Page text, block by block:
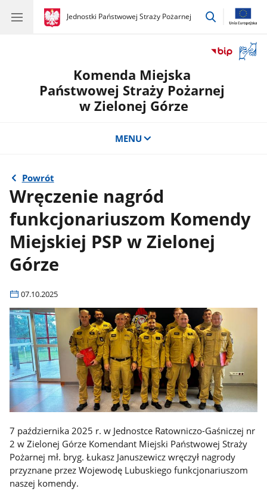
gov.pl
Jednostki Państwowej Straży Pożarnej
gov.pl
Jednostki
przejdź
okno
Komenda Miejska
Państwowej Straży Pożarnej
w Zielonej Górze
MENU
Powrót
Wręczenie nagród
funkcjonariuszom Komendy
Miejskiej PSP w Zielonej
Górze
07.10.2025
7 października 2025 r. w Jednostce Ratowniczo-Gaśniczej nr
2 w Zielonej Górze Komendant Miejski Państwowej Straży
Pożarnej mł. bryg. Łukasz Januszewicz wręczył nagrody
przyznane przez Wojewodę Lubuskiego funkcjonariuszom
naszej komendy.